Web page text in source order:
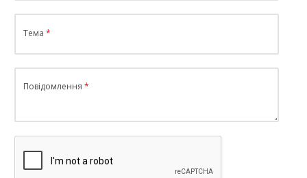
Тема
Повідомлення